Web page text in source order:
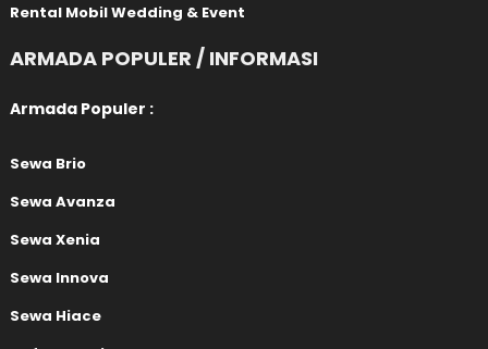
Rental Mobil Wedding & Event
ARMADA POPULER / INFORMASI
Armada Populer :
Sewa Brio
Sewa Avanza
Sewa Xenia
Sewa Innova
Sewa Hiace